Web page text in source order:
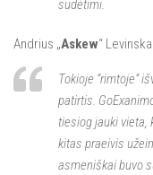
sudėtimi.
Andrius „Askew“
Tokioje “rimtoje”
patirtis.
tiesiog jauki vieta,
kitas praeivis
asmeniškai buvo